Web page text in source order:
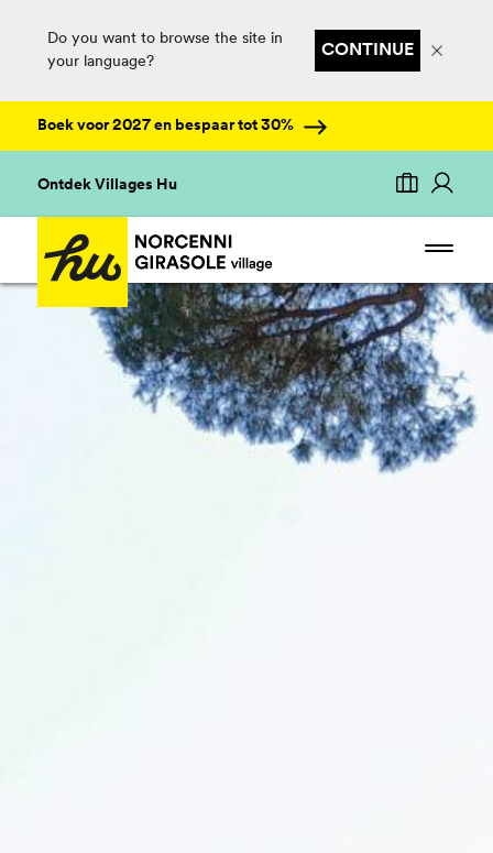
Do you want to browse the site in
your language?
CONTINUE
Boek voor 2027 en bespaar tot 30%
Ontdek Villages Hu